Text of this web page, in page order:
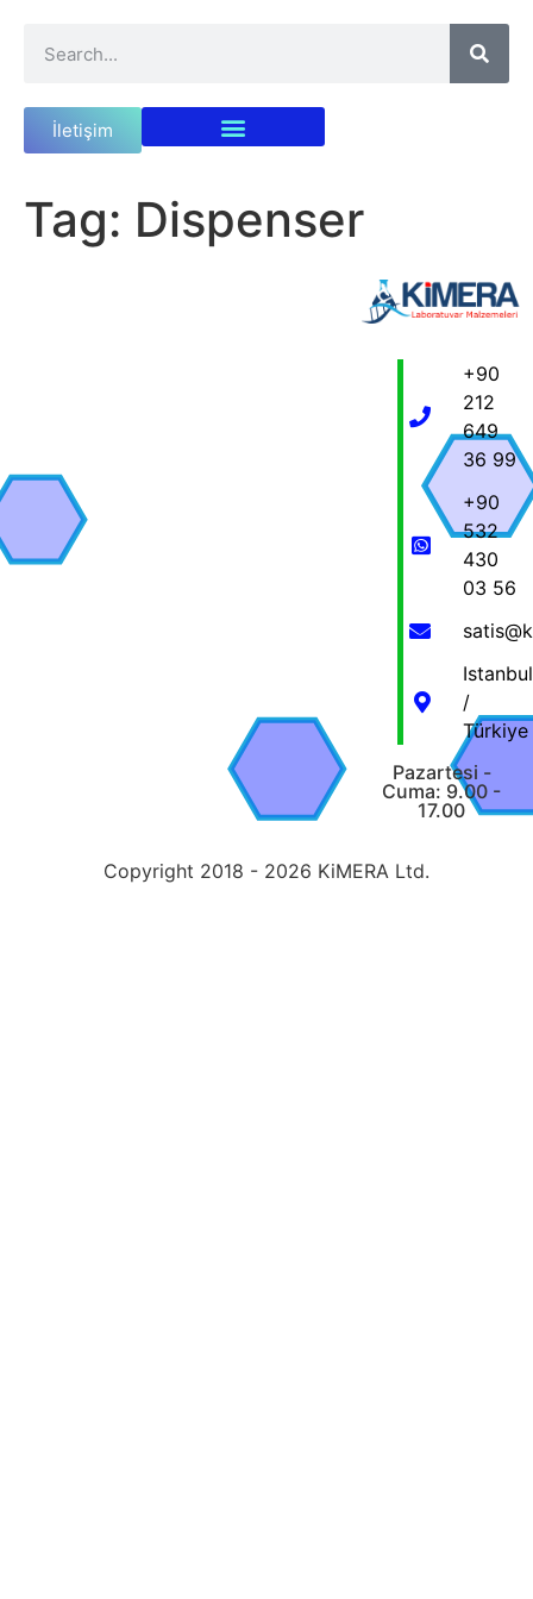
İletişim
Tag: Dispenser
+90
212
649
36 99
+90
532
430
03 56
Istanbul
/
Türkiye
Pazartesi -
Cuma: 9.00 -
17.00
Copyright 2018 - 2026 KiMERA Ltd.